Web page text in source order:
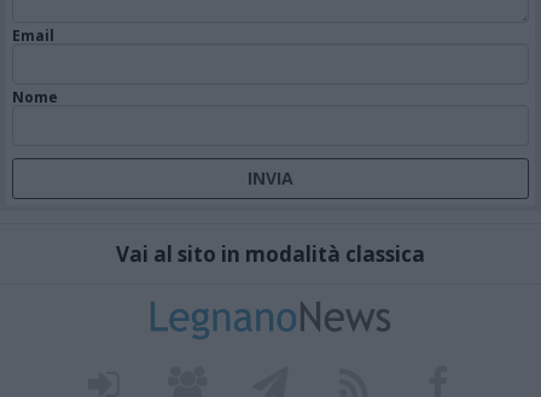
Email
Nome
Vai al sito in modalità classica